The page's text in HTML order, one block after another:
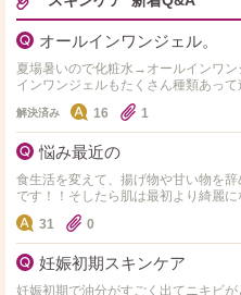
オールインワンジェル。
夏場暑いので化粧水→オールインワ
インワンジェルもたくさん種類あっ
のセンシティブジェル敏感肌用を使
解決済み 16 1
悩み最近の
食生活を変えて、揚げ物や甘い物を
です！！そしたら肌は最初より綺麗
ものしか食べれず 揚げ物や小麦やお
31 0
妊娠初期スキンケア
妊娠初期で油分がすごく出てニキビ